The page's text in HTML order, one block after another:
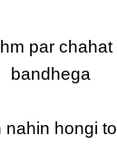
par
bandhega
nahin hongi